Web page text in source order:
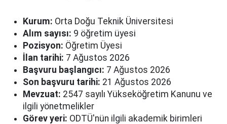
Kurum: Orta Doğu Teknik Üniversitesi
Alım sayısı: 9 öğretim üyesi
Pozisyon: Öğretim Üyesi
İlan tarihi: 7 Ağustos 2026
Başvuru başlangıcı: 7 Ağustos 2026
Son başvuru tarihi: 21 Ağustos 2026
Mevzuat: 2547 sayılı Yükseköğretim Kanunu ve
ilgili yönetmelikler
Görev yeri: ODTÜ'nün ilgili akademik birimleri